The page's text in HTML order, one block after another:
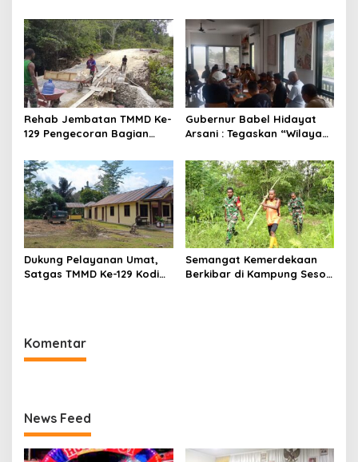
ke-81
Rehab Jembatan TMMD Ke-
129 Pengecoran Bagian
Rampung, Akses
Masyarakat Kampung
Sesor Segera Lebih Aman
dan Lancar
Gubernur Babel Hidayat
Arsani : Tegaskan “Wilayah
(WPR) Belitung Timur 392
Hektare Sesuai
RTRW”,Audensi Sempat
Tegang
Dukung Pelayanan Umat,
Satgas TMMD Ke-129 Kodim
Semangat Kemerdekaan
Berkibar di Kampung Sesor,
Komentar
News Feed